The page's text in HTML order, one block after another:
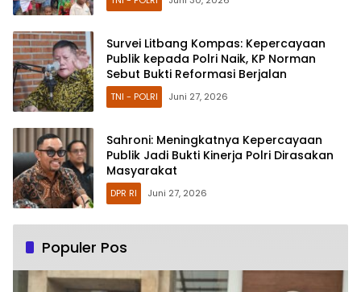
Survei Litbang Kompas: Kepercayaan
Publik kepada Polri Naik, KP Norman
Sebut Bukti Reformasi Berjalan
TNI - POLRI Juni 27, 2026
Sahroni: Meningkatnya Kepercayaan
Publik Jadi Bukti Kinerja Polri Dirasakan
Masyarakat
DPR RI Juni 27, 2026
Populer Pos